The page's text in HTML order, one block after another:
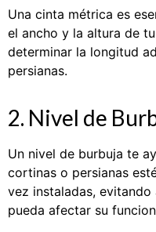
Una cinta métrica es
el ancho y la altura de
determinar la longitud
persianas.
2. Nivel de
Un nivel de burbuja te
cortinas o persianas
vez instaladas,
pueda afectar su